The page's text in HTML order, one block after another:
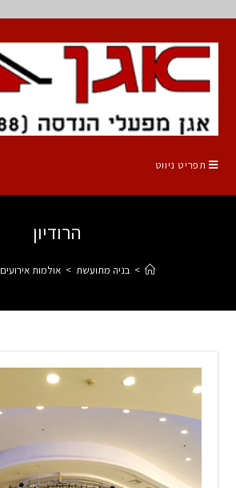
תפריט ניווט
הרודיון
> בניה מתועשת > אולמות אירועים